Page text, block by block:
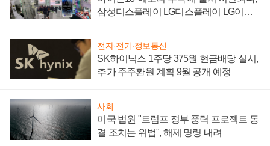
삼성디스플레이 LG디스플레이 LG이노
전자·전기·정보통신
SK하이닉스 1주당 375원 현금배당 실시,
추가 주주환원 계획 9월 공개 예정
사회
미국 법원 "트럼프 정부 풍력 프로젝트 동
결 조치는 위법", 해제 명령 내려